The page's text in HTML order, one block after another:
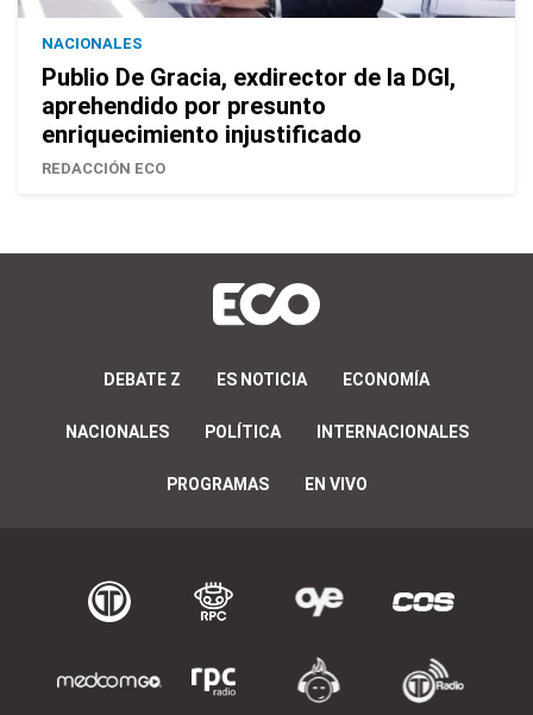
NACIONALES
Publio De Gracia, exdirector de la DGI,
aprehendido por presunto
enriquecimiento injustificado
REDACCIÓN ECO
DEBATE Z ES NOTICIA ECONOMÍA
NACIONALES POLÍTICA INTERNACIONALES
PROGRAMAS EN VIVO